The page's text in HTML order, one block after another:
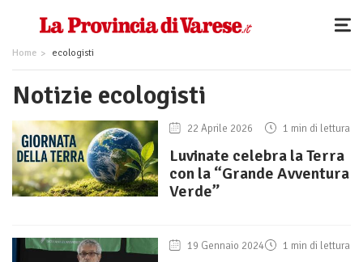
Home ecologisti
Notizie ecologisti
22 Aprile 2026 1 min di lettura
Luvinate celebra la Terra
con la “Grande Avventura
Verde”
19 Gennaio 2024 1 min di lettura